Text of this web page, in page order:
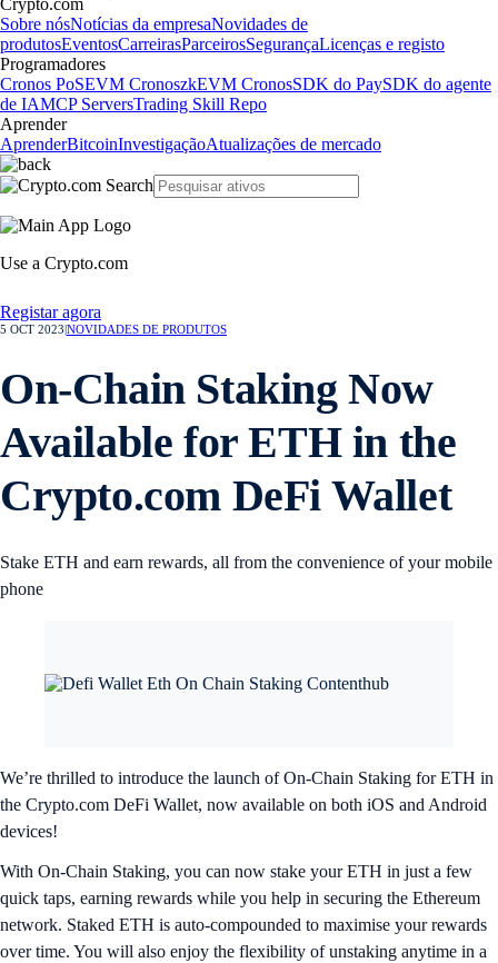
Crypto.com
Sobre nósNotícias da empresaNovidades de
produtosEventosCarreirasParceirosSegurançaLicenças e registo
Programadores
Cronos PoSEVM CronoszkEVM CronosSDK do PaySDK do agente
de IAMCP ServersTrading Skill Repo
Aprender
AprenderBitcoinInvestigaçãoAtualizações de mercado
Use a Crypto.com
Registar agora
5 OCT 2023 NOVIDADES DE PRODUTOS
On-Chain Staking Now
Available for ETH in the
Crypto.com DeFi Wallet
Stake ETH and earn rewards, all from the convenience of your mobile
phone
We’re thrilled to introduce the launch of On-Chain Staking for ETH in
the Crypto.com DeFi Wallet, now available on both iOS and Android
devices!
With On-Chain Staking, you can now stake your ETH in just a few
quick taps, earning rewards while you help in securing the Ethereum
network. Staked ETH is auto-compounded to maximise your rewards
over time. You will also enjoy the flexibility of unstaking anytime in a